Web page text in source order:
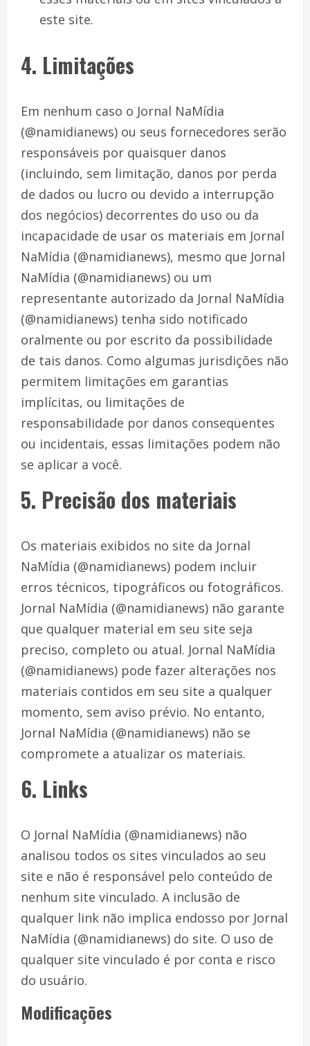
este site.
4. Limitações
Em nenhum caso o Jornal NaMídia
(@namidianews) ou seus fornecedores serão
responsáveis ​​por quaisquer danos
(incluindo, sem limitação, danos por perda
de dados ou lucro ou devido a interrupção
dos negócios) decorrentes do uso ou da
incapacidade de usar os materiais em Jornal
NaMídia (@namidianews), mesmo que Jornal
NaMídia (@namidianews) ou um
representante autorizado da Jornal NaMídia
(@namidianews) tenha sido notificado
oralmente ou por escrito da possibilidade
de tais danos. Como algumas jurisdições não
permitem limitações em garantias
implícitas, ou limitações de
responsabilidade por danos conseqüentes
ou incidentais, essas limitações podem não
se aplicar a você.
5. Precisão dos materiais
Os materiais exibidos no site da Jornal
NaMídia (@namidianews) podem incluir
erros técnicos, tipográficos ou fotográficos.
Jornal NaMídia (@namidianews) não garante
que qualquer material em seu site seja
preciso, completo ou atual. Jornal NaMídia
(@namidianews) pode fazer alterações nos
materiais contidos em seu site a qualquer
momento, sem aviso prévio. No entanto,
Jornal NaMídia (@namidianews) não se
compromete a atualizar os materiais.
6. Links
O Jornal NaMídia (@namidianews) não
analisou todos os sites vinculados ao seu
site e não é responsável pelo conteúdo de
nenhum site vinculado. A inclusão de
qualquer link não implica endosso por Jornal
NaMídia (@namidianews) do site. O uso de
qualquer site vinculado é por conta e risco
do usuário.
Modificações